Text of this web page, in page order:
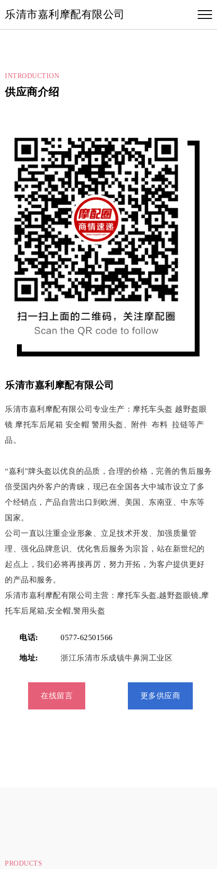
乐清市嘉利摩配有限公司
INTRODUCTION
供应商介绍
乐清市嘉利摩配有限公司
乐清市嘉利摩配有限公司专业生产：摩托车头盔 越野盔眼
镜 摩托车后尾箱 安全帽 警用头盔、附件 布料 拉链等产
品。
“嘉利”牌头盔以优良的品质，合理的价格，完善的售后服务
倍受国内外客户的青睐，现已在全国各大中城市设立了多
个经销点，产品自营出口到欧洲、美国、东南亚、中东等
国家。
公司一直以注重企业形象、立足技术开发、加强质量管
理、强化品牌意识、优化售后服务为宗旨，站在新世纪的
起点上，我们必将再接再厉，努力开拓，为客户提供更好
的产品和服务。
乐清市嘉利摩配有限公司主营：摩托车头盔,越野盔眼镜,摩
托车后尾箱,安全帽,警用头盔
电话: 0577-62501566
地址: 浙江乐清市乐成镇牛鼻洞工业区
在线留言 更多供应商
PRODUCTS